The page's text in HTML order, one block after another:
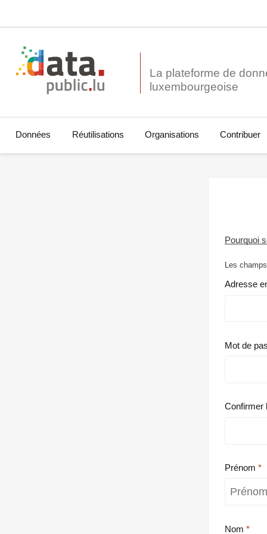
La plateforme de
Données Réutilisations Organisations Contribuer
Pourquoi
Les
Adresse
Mot de
Confirmer
Prénom
Nom